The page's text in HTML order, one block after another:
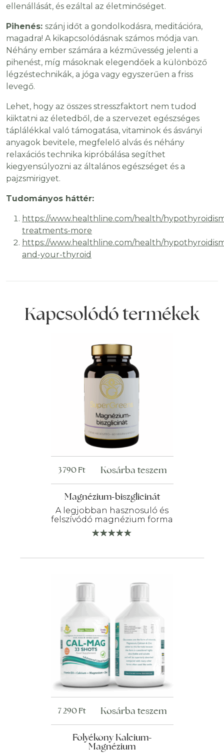
ellenállását, és ezáltal az életminőséget.
Pihenés: szánj időt a gondolkodásra, meditációra,
magadra! A kikapcsolódásnak számos módja van.
Néhány ember számára a kézművesség jelenti a
pihenést, míg másoknak elegendőek a különböző
légzéstechnikák, a jóga vagy egyszerűen a friss
levegő.
Lehet, hogy az összes stresszfaktort nem tudod
kiiktatni az életedből, de a szervezet egészséges
táplálékkal való támogatása, vitaminok és ásványi
anyagok bevitele, megfelelő alvás és néhány
relaxációs technika kipróbálása segíthet
kiegyensúlyozni az általános egészséget és a
pajzsmirigyet.
Tudományos háttér:
https://www.healthline.com/health/
treatments-more
https://www.healthline.com/health/
and-your-thyroid
Kapcsolódó termékek
Magnézium-biszglicinát
A legjobban hasznosuló és
felszívódó magnézium forma
3 790Ft Kosárba teszem
Folyékony Kalcium-
Magnézium
7 290Ft Kosárba teszem